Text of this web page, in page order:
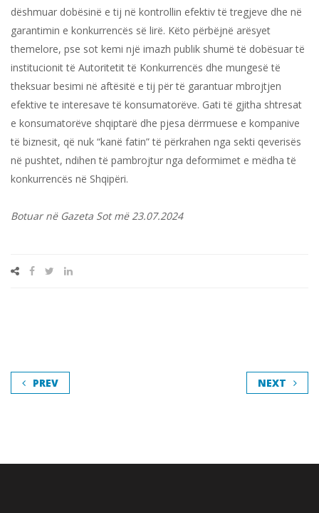
dëshmuar dobësinë e tij në kontrollin efektiv të tregjeve dhe në
garantimin e konkurrencës së lirë. Këto përbëjnë arësyet
themelore, pse sot kemi një imazh publik shumë të dobësuar të
institucionit të Autoritetit të Konkurrencës dhe mungesë të
theksuar besimi në aftësitë e tij për të garantuar mbrojtjen
efektive te interesave të konsumatorëve. Gati të gjitha shtresat
e konsumatorëve shqiptarë dhe pjesa dërrmuese e kompanive
të biznesit, që nuk “kanë fatin” të përkrahen nga sekti qeverisës
në pushtet, ndihen të pambrojtur nga deformimet e mëdha të
konkurrencës në Shqipëri.
Botuar në Gazeta Sot më 23.07.2024
PREV NEXT